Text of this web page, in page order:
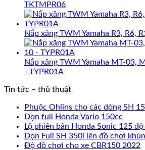
TKTMPR06
Nắp xăng TWM Yamaha R3, R6,
Nắp xăng TWM Yamaha MT-03,
- TYPR01A
Tin tức – thủ thuật
Phuộc Ohlins cho các dòng SH
Dọn full Honda Vario 150cc
Lộ phiên bản Honda Sonic 125
Dọn Full SH 350i lên đồ chơi
Độ đồ chơi cho xe CBR150 2022